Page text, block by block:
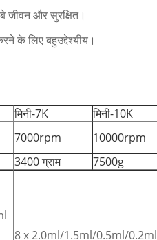
जीवन और सुरक्षित।
के लिए बहुउद्देश्यीय।
मिनी-7K मिनी-10K
7000rpm 10000rpm
3400 ग्राम 7500g
8 x 2.0ml/1.5ml/0.5ml/0.2ml